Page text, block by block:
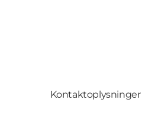
Kontaktoplysninger